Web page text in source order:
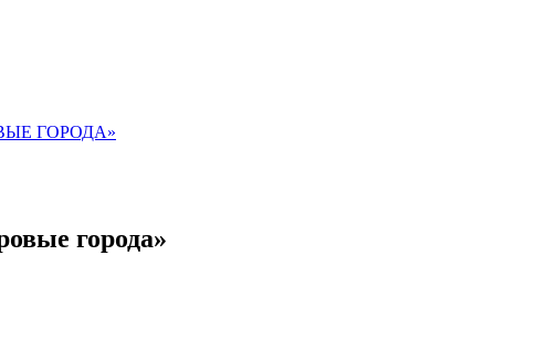
ГОРОДА»
города»